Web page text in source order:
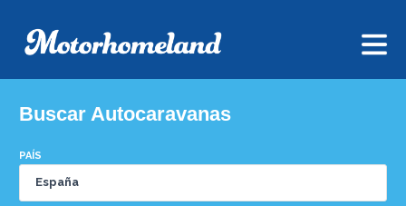
Buscar Autocaravanas
PAÍS